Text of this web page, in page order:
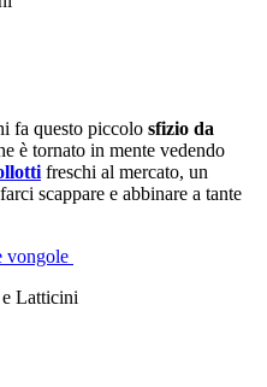
fa questo piccolo sfizio da
è tornato in mente vedendo
freschi al mercato, un
scappare e abbinare a tante
vongole
Latticini